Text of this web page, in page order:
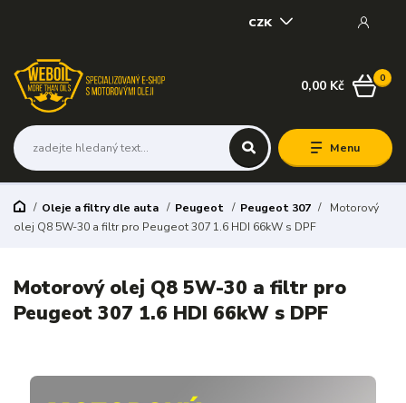
Menu
CZK
0
0,00 Kč
Oleje a filtry dle auta Peugeot Peugeot 307
Motorový
olej Q8 5W-30 a filtr pro Peugeot 307 1.6 HDI 66kW s DPF
Motorový olej Q8 5W-30 a filtr pro
Peugeot 307 1.6 HDI 66kW s DPF